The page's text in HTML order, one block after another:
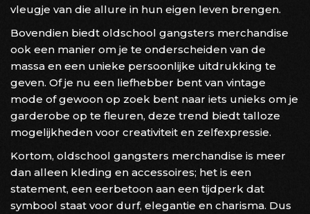
vleugje van die allure in hun eigen leven brengen.
Bovendien biedt oldschool gangsters merchandise
ook een manier om je te onderscheiden van de
massa en een unieke persoonlijke uitdrukking te
geven. Of je nu een liefhebber bent van vintage
mode of gewoon op zoek bent naar iets unieks om je
garderobe op te fleuren, deze trend biedt talloze
mogelijkheden voor creativiteit en zelfexpressie.
Kortom, oldschool gangsters merchandise is meer
dan alleen kleding en accessoires; het is een
statement, een eerbetoon aan een tijdperk dat
symbool staat voor durf, elegantie en charisma. Dus